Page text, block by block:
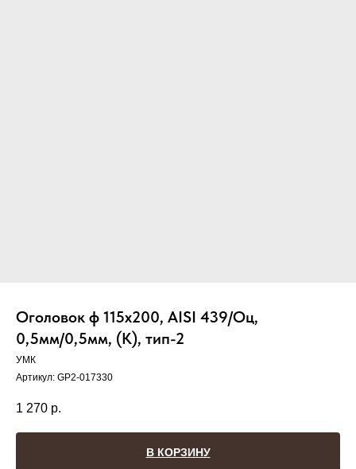
Оголовок ф 115х200, AISI 439/Оц,
0,5мм/0,5мм, (К), тип-2
УМК
Артикул: GP2-017330
1 270 р.
В КОРЗИНУ